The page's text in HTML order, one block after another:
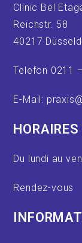
Clinic Bel
Reichstr. 58
40217
Telefon 0211
E-Mail:
HORAIRES
Du lundi au
Rendez-vous